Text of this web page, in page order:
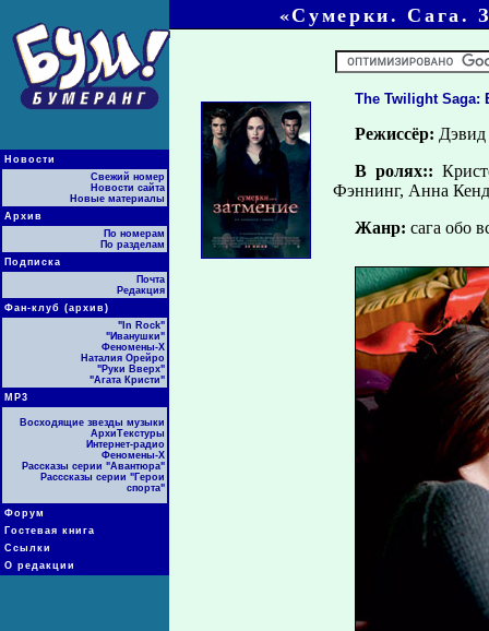
Новости
Свежий номер
Новости сайта
Новые материалы
Архив
По номерам
По разделам
Подписка
Почта
Редакция
Фан-клуб (архив)
"In Rock"
"Иванушки"
Феномены-Х
Наталия Орейро
"Руки Вверх"
"Агата Кристи"
МР3
Восходящие звезды музыки
АрхиТекстуры
Интернет-радио
Феномены-Х
Рассказы серии "Авантюра"
Расссказы серии "Герои
спорта"
Форум
Гостевая книга
Ссылки
О редакции
«Сумерки. Сага.
The Twilight Saga:
Режиссёр:
В ролях::
Фэннинг, Анна
Жанр: сага обо